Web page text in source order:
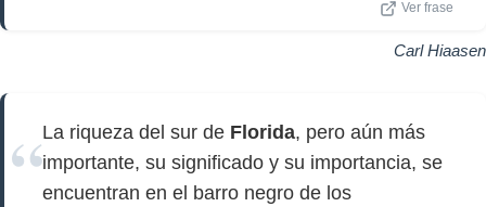
Ver frase
Carl Hiaasen
La riqueza del sur de Florida, pero aún más
importante, su significado y su importancia, se
encuentran en el barro negro de los